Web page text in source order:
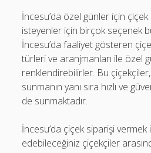
İncesu’da özel günler için
isteyenler için birçok seçenek
İncesu’da faaliyet gösteren
türleri ve aranjmanları ile özel
renklendirebilirler. Bu
sunmanın yanı sıra hızlı ve
de sunmaktadır.
İncesu’da çiçek siparişi vermek
edebileceğiniz çiçekçiler